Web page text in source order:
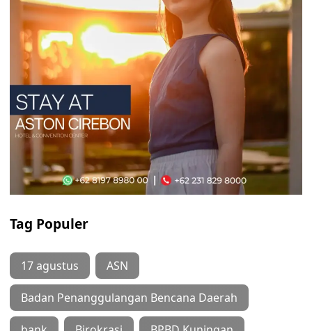
Tag Populer
17 agustus ASN
Badan Penanggulangan Bencana Daerah